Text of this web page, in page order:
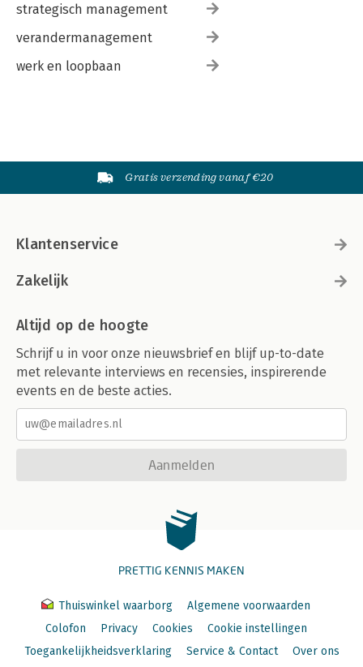
strategisch management
verandermanagement
werk en loopbaan
Gratis verzending vanaf €20
Klantenservice
Zakelijk
Altijd op de hoogte
Schrijf u in voor onze nieuwsbrief en blijf up-to-date
met relevante interviews en recensies, inspirerende
events en de beste acties.
Aanmelden
PRETTIG KENNIS MAKEN
Thuiswinkel waarborg
Algemene voorwaarden
Colofon
Privacy Cookies
Cookie instellingen
Toegankelijkheidsverklaring
Service & Contact Over ons